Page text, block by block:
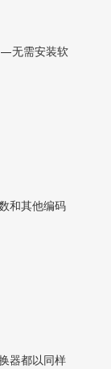
无需安装软
和其他编码
器都以同样